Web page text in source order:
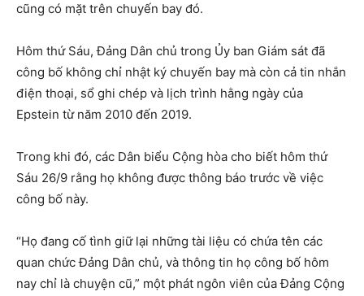
cũng có mặt trên chuyến bay đó.
Hôm thứ Sáu, Đảng Dân chủ trong Ủy ban Giám sát đã
công bố không chỉ nhật ký chuyến bay mà còn cả tin nhắn
điện thoại, sổ ghi chép và lịch trình hằng ngày của
Epstein từ năm 2010 đến 2019.
Trong khi đó, các Dân biểu Cộng hòa cho biết hôm thứ
Sáu 26/9 rằng họ không được thông báo trước về việc
công bố này.
“Họ đang cố tình giữ lại những tài liệu có chứa tên các
quan chức Đảng Dân chủ, và thông tin họ công bố hôm
nay chỉ là chuyện cũ,” một phát ngôn viên của Đảng Cộng